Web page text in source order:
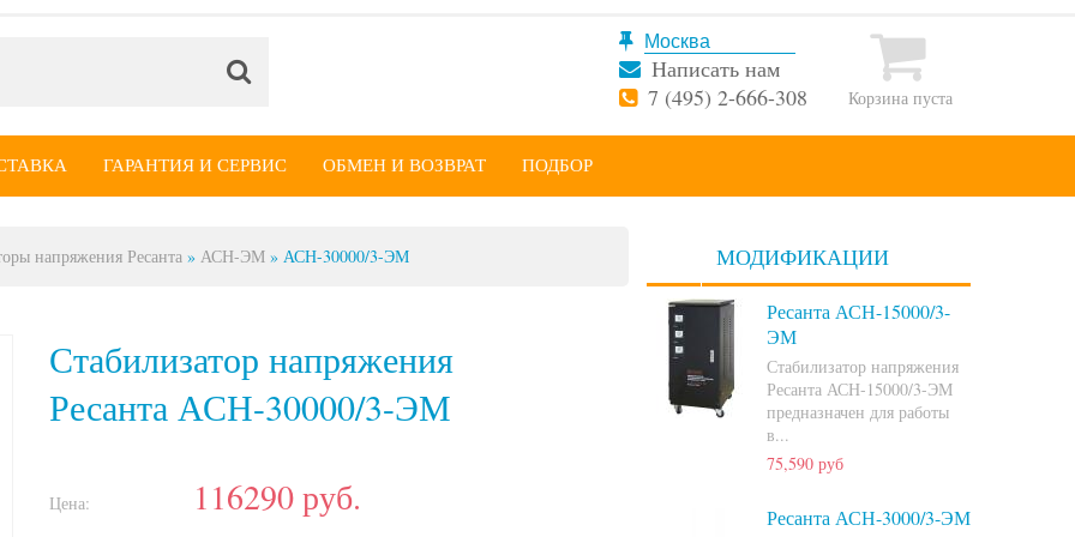
Написать нам
7 (495) 2-666-308
Корзина пуста
ГАРАНТИЯ И СЕРВИС ОБМЕН И ВОЗВРАТ ПОДБОР
напряжения Ресанта » АСН-ЭМ » АСН-30000/3-ЭМ
Стабилизатор напряжения
Ресанта АСН-30000/3-ЭМ
Цена: 116290руб.
МОДИФИКАЦИИ
Ресанта АСН-15000/3-
ЭМ
Стабилизатор напряжения
Ресанта АСН-15000/3-ЭМ
предназначен для работы
в...
75,590 руб
Ресанта АСН-3000/3-ЭМ